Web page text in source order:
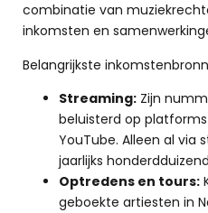
combinatie van
inkomsten en
Belangrijkste
Streaming: Zijn
beluisterd op
YouTube. Alleen al via
jaarlijks
Optredens en tours:
geboekte artiesten in